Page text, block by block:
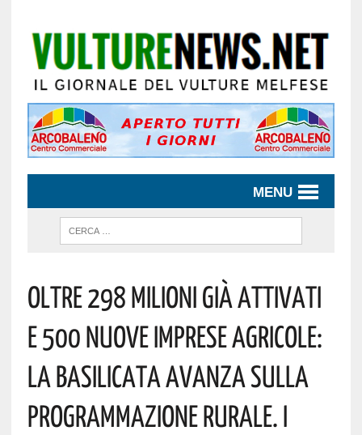
MENU
Oltre 298 Milioni Già Attivati
E 500 Nuove Imprese Agricole:
La Basilicata Avanza Sulla
Programmazione Rurale. I